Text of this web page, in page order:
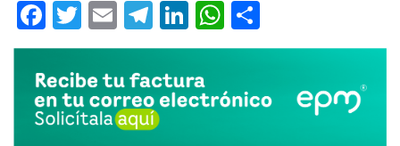
Facebook
Twitter
EmailTelegram
LinkedIn
WhatsApp